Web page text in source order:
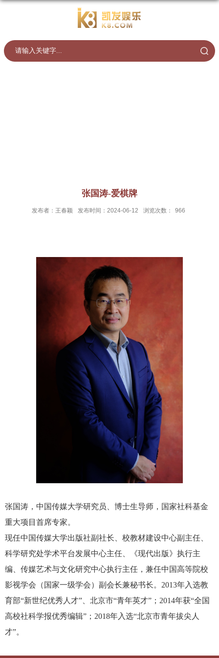
张国涛-爱棋牌
发布者：王春颖 发布时间：2024-06-12 浏览次数： 966
张国涛，中国传媒大学研究员、博士生导师，国家社科基金
重大项目首席专家。
现任中国传媒大学出版社副社长、校教材建设中心副主任、
科学研究处学术平台发展中心主任、《现代出版》执行主
编、传媒艺术与文化研究中心执行主任，兼任中国高等院校
影视学会（国家一级学会）副会长兼秘书长。2013年入选教
育部“新世纪优秀人才”、北京市“青年英才”；2014年获“全国
高校社科学报优秀编辑”；2018年入选“北京市青年拔尖人
才”。